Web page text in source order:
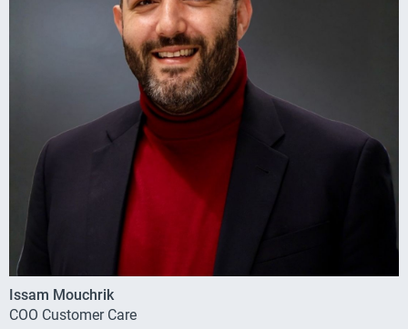
Issam Mouchrik
COO Customer Care